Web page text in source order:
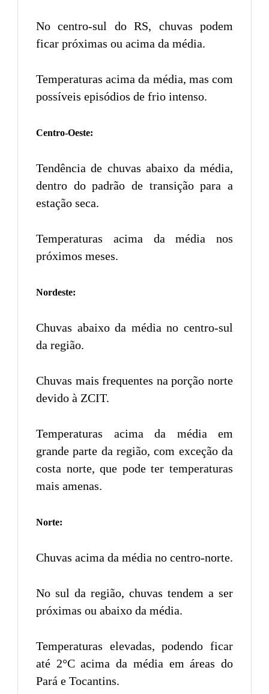
No centro-sul do RS, chuvas podem
ficar próximas ou acima da média.
Temperaturas acima da média, mas com
possíveis episódios de frio intenso.
Centro-Oeste:
Tendência de chuvas abaixo da média,
dentro do padrão de transição para a
estação seca.
Temperaturas acima da média nos
próximos meses.
Nordeste:
Chuvas abaixo da média no centro-sul
da região.
Chuvas mais frequentes na porção norte
devido à ZCIT.
Temperaturas acima da média em
grande parte da região, com exceção da
costa norte, que pode ter temperaturas
mais amenas.
Norte:
Chuvas acima da média no centro-norte.
No sul da região, chuvas tendem a ser
próximas ou abaixo da média.
Temperaturas elevadas, podendo ficar
até 2°C acima da média em áreas do
Pará e Tocantins.